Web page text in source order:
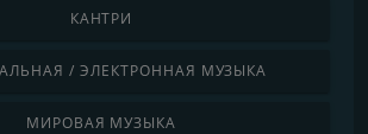
КАНТРИ
/ ЭЛЕКТРОННАЯ МУЗЫКА
МИРОВАЯ МУЗЫКА